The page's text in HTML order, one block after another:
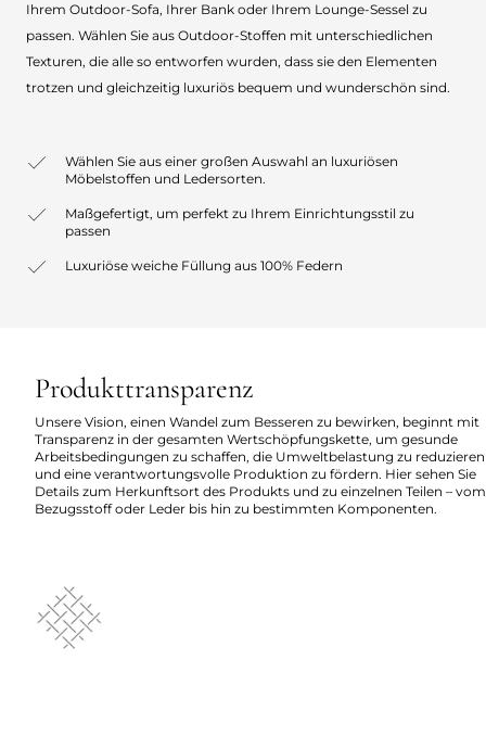
Ihrem Outdoor-Sofa, Ihrer Bank oder Ihrem Lounge-Sessel zu
passen. Wählen Sie aus Outdoor-Stoffen mit unterschiedlichen
Texturen, die alle so entworfen wurden, dass sie den Elementen
trotzen und gleichzeitig luxuriös bequem und wunderschön sind.
Wählen Sie aus einer großen Auswahl an luxuriösen
Möbelstoffen und Ledersorten.
Maßgefertigt, um perfekt zu Ihrem Einrichtungsstil zu
passen
Luxuriöse weiche Füllung aus 100% Federn
Produkttransparenz
Unsere Vision, einen Wandel zum Besseren zu bewirken, beginnt mit
Transparenz in der gesamten Wertschöpfungskette, um gesunde
Arbeitsbedingungen zu schaffen, die Umweltbelastung zu reduzieren
und eine verantwortungsvolle Produktion zu fördern. Hier sehen Sie
Details zum Herkunftsort des Produkts und zu einzelnen Teilen – vom
Bezugsstoff oder Leder bis hin zu bestimmten Komponenten.